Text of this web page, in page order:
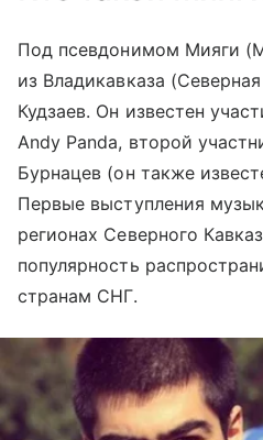
Под псевдонимом Мияги
из Владикавказа
Кудзаев. Он известен
Andy Panda, второй
Бурнацев (он также
Первые выступления
регионах Северного
популярность
странам СНГ.